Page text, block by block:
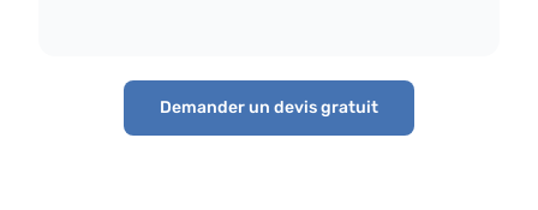
Demander un devis gratuit